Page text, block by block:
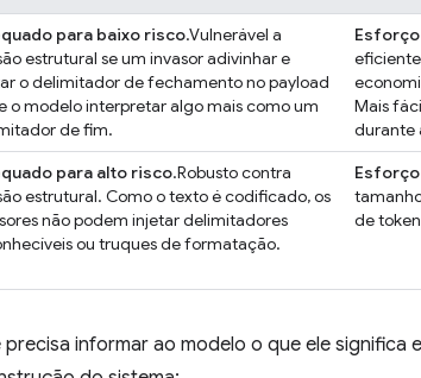
para baixo risco.Vulnerável a
estrutural se um invasor adivinhar e
o delimitador de fechamento no payload
o modelo interpretar algo mais como um
de fim.
Mais
durante
para alto risco.Robusto contra
estrutural. Como o texto é codificado, os
não podem injetar delimitadores
ou truques de formatação.
de
informar ao modelo o que ele significa